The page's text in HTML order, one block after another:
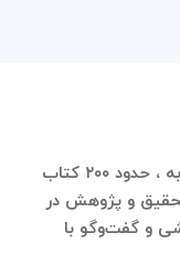
✅ توجه! این همایش چکیده‌ی ۱۱ سال تجربه ، حدود ۲۰۰ کتاب
حداقل ۱۰۰۰ ساعت تحقیق و پژوهش در
و گفت‌وگو با